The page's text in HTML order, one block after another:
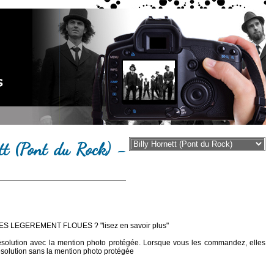
(Pont du Rock) -
LEGEREMENT FLOUES ? "lisez en savoir plus"
avec la mention photo protégée. Lorsque vous les commandez, elles
sans la mention photo protégée